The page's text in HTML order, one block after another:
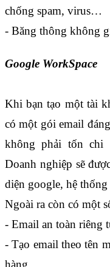
chống spam, virus…
- Băng thông không
Google WorkSpace
Khi bạn tạo một tài
có một gói email
không phải tốn chi
Doanh nghiệp sẽ
diện google, hệ
Ngoài ra còn có một
- Email an toàn riêng
- Tạo email theo tên
hàng.